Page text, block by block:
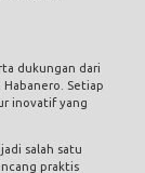
dukungan dari
Habanero. Setiap
inovatif yang
salah satu
praktis